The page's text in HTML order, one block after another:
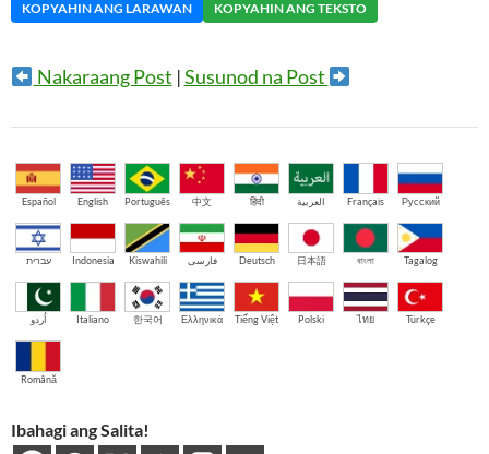
KOPYAHIN ANG LARAWAN KOPYAHIN ANG TEKSTO
Nakaraang Post |Susunod na Post
Español English Português 中文 हिंदी العربية Français Русский
עברית Indonesia Kiswahili فارسی Deutsch 日本語 বাংলা Tagalog
اُردو Italiano 한국어 Ελληνικά Tiếng Việt Polski ไทย Türkçe
Română
Ibahagi ang Salita!